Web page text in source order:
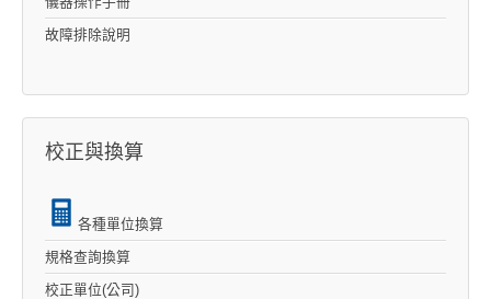
故障排除說明
校正與換算
各種單位換算
規格查詢換算
校正單位(公司)